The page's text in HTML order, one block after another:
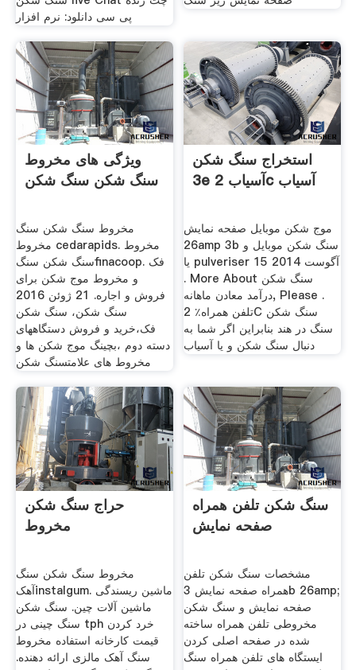
پی سی دانلود: نرم افزار
ویژگی های مخروط
سنگ شکن سنگ شکن
مخروط سنگ شکن سنگ
مخروط cedarapids. مخروط
سنگ شکن سنگfinacoop. فک
و مخروط موج شکن برای
فروش و اجاره. 21 ژوئن 2016
سنگ شکن، سنگ شکن
فک،خرید و فروش دستگاههای
دسته دوم ،بچینگ موج شکن ها و
مخروط های علامتسنگ شکن
استخراج سنگ شکن
3e آسیاب 2c آسیاب
موج شکن موبایل صفحه نمایش
26amp 3b سنگ شکن موبایل و
یا pulveriser 15 آگوست 2014
. More About سنگ شکن
درآمد معادن ماهانه, Please .
تلفن همراه٪ 2C سنگ شکن
سنگ در هند بنابراین اگر شما به
دنبال سنگ شکن و یا آسیاب
حراج سنگ شکن
مخروط
مخروط سنگ شکن سنگ
آهکinstalgum. ماشین ریسندگی
ماشین آلات چین. سنگ شکن
سنگ چینی در tph خرد کردن
قیمت کارخانه استفاده مخروط
سنگ آهک مالزی ارائه دهنده.
سنگ شکن تلفن همراه
صفحه نمایش
مشخصات سنگ شکن تلفن
همراه صفحه نمایش 3b 26amp;
صفحه نمایش و سنگ شکن
مخروطی تلفن همراه ساخته
شده در صفحه اصلی کردن
ایستگاه های تلفن همراه سنگ